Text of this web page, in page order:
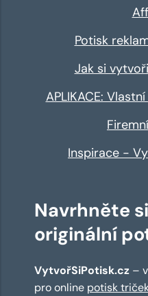
Potisk
Jak si
APLIKACE:
Inspirace -
Navrhněte
originální
VytvořSiPotisk.cz –
pro online potisk